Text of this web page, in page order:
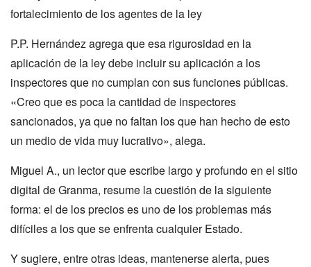
fortalecimiento de los agentes de la ley
P.P. Hernández agrega que esa rigurosidad en la
aplicación de la ley debe incluir su aplicación a los
inspectores que no cumplan con sus funciones públicas.
«Creo que es poca la cantidad de inspectores
sancionados, ya que no faltan los que han hecho de esto
un medio de vida muy lucrativo», alega.
Miguel A., un lector que escribe largo y profundo en el sitio
digital de Granma, resume la cuestión de la siguiente
forma: el de los precios es uno de los problemas más
difíciles a los que se enfrenta cualquier Estado.
Y sugiere, entre otras ideas, mantenerse alerta, pues